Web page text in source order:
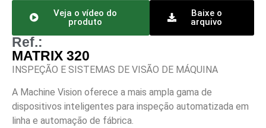
Veja o vídeo do
produto
Baixe o
arquivo
Ref.:
MATRIX 320
INSPEÇÃO E SISTEMAS DE VISÃO DE MÁQUINA
A Machine Vision oferece a mais ampla gama de
dispositivos inteligentes para inspeção automatizada em
linha e automação de fábrica.